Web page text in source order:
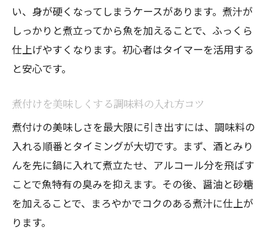
い、身が硬くなってしまうケースがあります。煮汁が
しっかりと煮立ってから魚を加えることで、ふっくら
仕上げやすくなります。初心者はタイマーを活用する
と安心です。
煮付けを美味しくする調味料の入れ方コツ
煮付けの美味しさを最大限に引き出すには、調味料の
入れる順番とタイミングが大切です。まず、酒とみり
んを先に鍋に入れて煮立たせ、アルコール分を飛ばす
ことで魚特有の臭みを抑えます。その後、醤油と砂糖
を加えることで、まろやかでコクのある煮汁に仕上が
ります。